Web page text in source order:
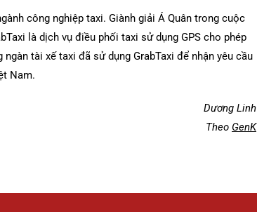
công nghiệp taxi. Giành giải Á Quân trong cuộc
là dịch vụ điều phối taxi sử dụng GPS cho phép
tài xế taxi đã sử dụng GrabTaxi để nhận yêu cầu
Nam.
Dương Linh
Theo GenK